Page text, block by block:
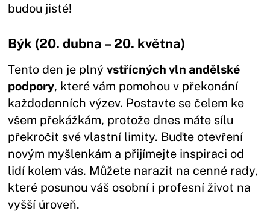
budou jisté!
Býk (20. dubna – 20. května)
Tento den je plnývstřícných vln andělské
podpory, které vám pomohou v překonání
každodenních výzev. Postavte se čelem ke
všem překážkám, protože dnes máte sílu
překročit své vlastní limity. Buďte otevření
novým myšlenkám a přijímejte inspiraci od
lidí kolem vás. Můžete narazit na cenné rady,
které posunou váš osobní i profesní život na
vyšší úroveň.